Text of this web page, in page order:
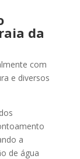
da
com
e diversos
a
de água